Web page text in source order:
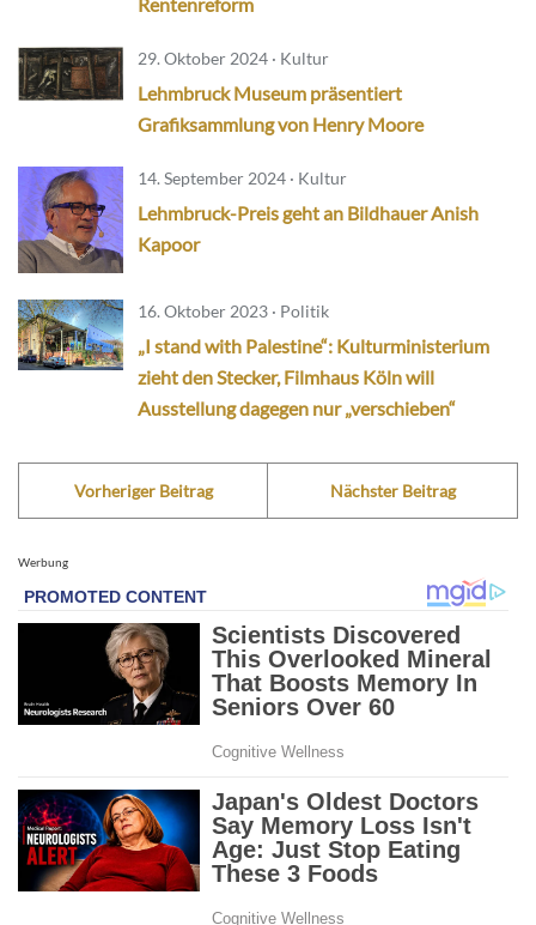
29. Oktober 2024 · Kultur
Lehmbruck Museum präsentiert
Grafiksammlung von Henry Moore
14. September 2024 · Kultur
Lehmbruck-Preis geht an Bildhauer Anish
Kapoor
16. Oktober 2023 · Politik
„I stand with Palestine“: Kulturministerium
zieht den Stecker, Filmhaus Köln will
Ausstellung dagegen nur „verschieben“
Vorheriger Beitrag Nächster Beitrag
Werbung